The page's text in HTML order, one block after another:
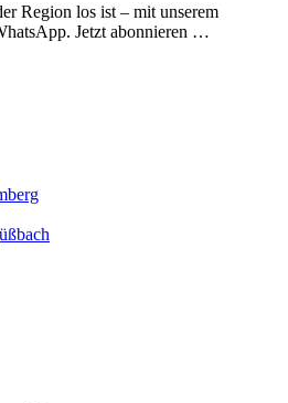
Region los ist – mit unserem
Jetzt abonnieren …